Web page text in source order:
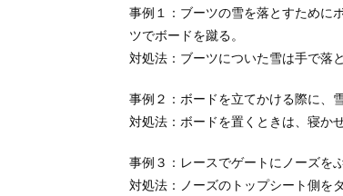
事例１：ブーツの雪を落とすために
ツでボードを蹴る。
対処法：ブーツについた雪は手で落
事例２：ボードを立てかける際に、
対処法：ボードを置くときは、寝か
事例３：レースでゲートにノーズを
対処法：ノーズのトップシート側を